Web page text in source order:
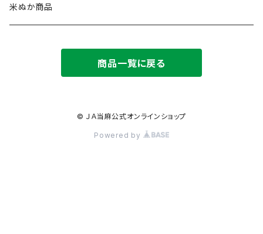
米ぬか商品
商品一覧に戻る
© ＪＡ当麻公式オンラインショップ
Powered by